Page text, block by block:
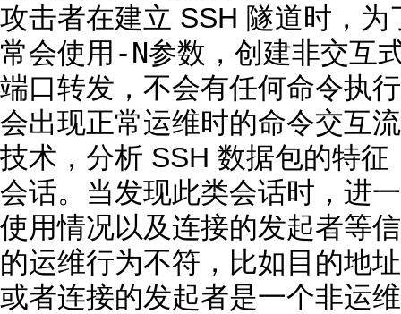
攻击者在建立 SSH 隧道时，
常会使用 -N参数，创建非交互
端口转发，不会有任何命令执
会出现正常运维时的命令交互
技术，分析 SSH 数据包的特征
会话。当发现此类会话时，进
使用情况以及连接的发起者等
的运维行为不符，比如目的地
或者连接的发起者是一个非运